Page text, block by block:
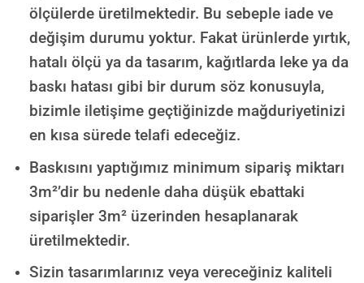
ölçülerde üretilmektedir. Bu sebeple iade ve
değişim durumu yoktur. Fakat ürünlerde yırtık,
hatalı ölçü ya da tasarım, kağıtlarda leke ya da
baskı hatası gibi bir durum söz konusuyla,
bizimle iletişime geçtiğinizde mağduriyetinizi
en kısa sürede telafi edeceğiz.
Baskısını yaptığımız minimum sipariş miktarı
3m²’dir bu nedenle daha düşük ebattaki
siparişler 3m² üzerinden hesaplanarak
üretilmektedir.
Sizin tasarımlarınız veya vereceğiniz kaliteli